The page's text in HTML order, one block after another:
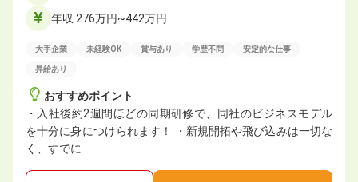
年収 276万円~442万円
大手企業 未経験OK 賞与あり 学歴不問 安定的な仕事
昇給あり
おすすめポイント
・入社後約2週間ほどの同期研修で、同社のビジネスモデル
を十分に身につけられます！ ・新規開拓や飛び込みは一切な
く、すでに…